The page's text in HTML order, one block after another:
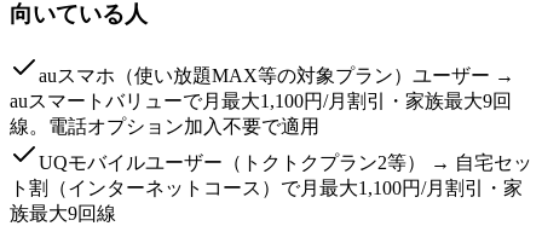
向いている人
auスマホ（使い放題MAX等の対象プラン）ユーザー →
auスマートバリューで月最大1,100円/月割引・家族最大9回
線。電話オプション加入不要で適用
UQモバイルユーザー（トクトクプラン2等） → 自宅セッ
ト割（インターネットコース）で月最大1,100円/月割引・家
族最大9回線